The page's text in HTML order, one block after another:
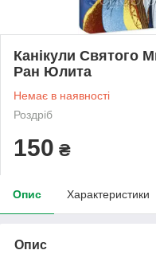
Канікули Святого
Ран Юлита
Немає в наявності
Роздріб
150 ₴
Опис Характеристики
Опис